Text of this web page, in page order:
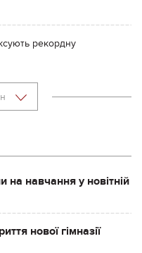
рекордну
на навчання у новітній
нової гімназії